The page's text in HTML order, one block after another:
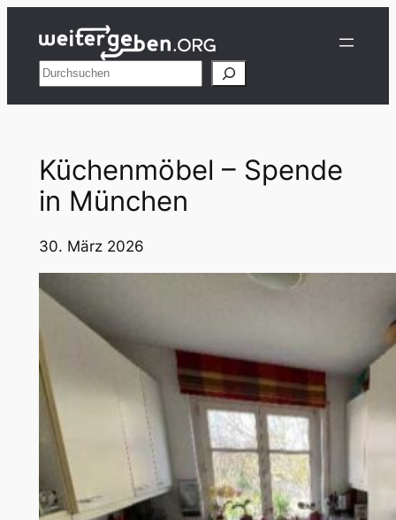
Inhalt
springenSuchen
Küchenmöbel – Spende
in München
30. März 2026